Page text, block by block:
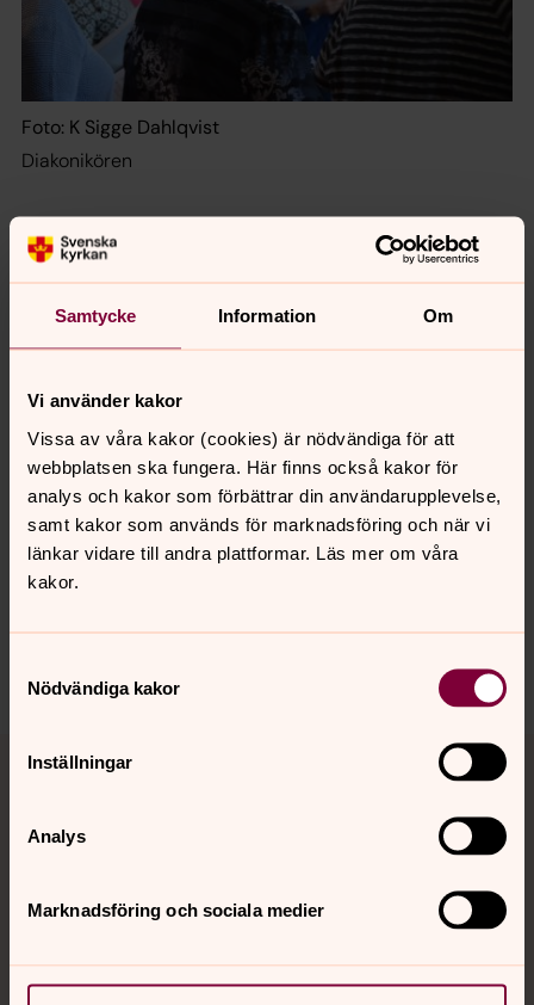
Samtycke Information Om
Vi använder kakor
Vissa av våra kakor (cookies) är nödvändiga för att
webbplatsen ska fungera. Här finns också kakor för
analys och kakor som förbättrar din användarupplevelse,
samt kakor som används för marknadsföring och när vi
länkar vidare till andra plattformar. Läs mer om våra
kakor.
Nödvändiga kakor
Inställningar
Analys
Marknadsföring och sociala medier
Foto: K Sigge Dahlqvist
Diakonikören
Anna Ytterberg
Kyrkomusiker
Direkt:0589-884 68
Senast ändrad 11 april 2023
Synpunkter eller frågor på sidans
innehåll?
arbogabygdens.forsamling@svenskakyrkan.se